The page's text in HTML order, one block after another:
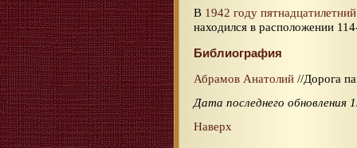
В 1942 году пятнадцатилетний
находился в расположении
Библиография
Абрамов Анатолий //Дорога
Дата последнего обновления
Наверх